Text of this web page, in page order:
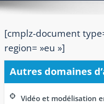
[cmplz-document
region= »eu »]
Autres domaines
Vidéo et modélisation